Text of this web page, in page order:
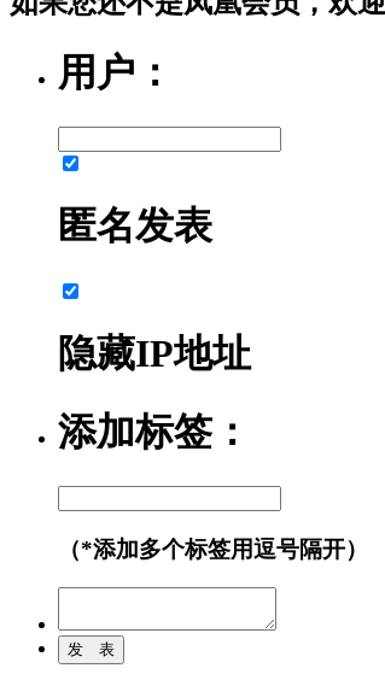
用户：
匿名发表
隐藏IP地址
添加标签：
（*添加多个标签用逗号隔开）